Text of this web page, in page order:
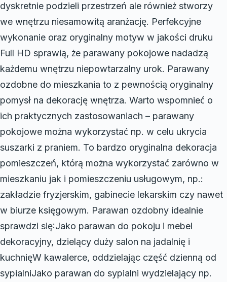
dyskretnie podzieli przestrzeń ale również stworzy
we wnętrzu niesamowitą aranżację. Perfekcyjne
wykonanie oraz oryginalny motyw w jakości druku
Full HD sprawią, że parawany pokojowe nadadzą
każdemu wnętrzu niepowtarzalny urok. Parawany
ozdobne do mieszkania to z pewnością oryginalny
pomysł na dekorację wnętrza. Warto wspomnieć o
ich praktycznych zastosowaniach – parawany
pokojowe można wykorzystać np. w celu ukrycia
suszarki z praniem. To bardzo oryginalna dekoracja
pomieszczeń, którą można wykorzystać zarówno w
mieszkaniu jak i pomieszczeniu usługowym, np.:
zakładzie fryzjerskim, gabinecie lekarskim czy nawet
w biurze księgowym. Parawan ozdobny idealnie
sprawdzi się:Jako parawan do pokoju i mebel
dekoracyjny, dzielący duży salon na jadalnię i
kuchnięW kawalerce, oddzielając część dzienną od
sypialniJako parawan do sypialni wydzielający np.